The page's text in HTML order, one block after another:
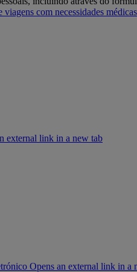
com necessidades médicas
external link in a new tab
Opens an external link in a